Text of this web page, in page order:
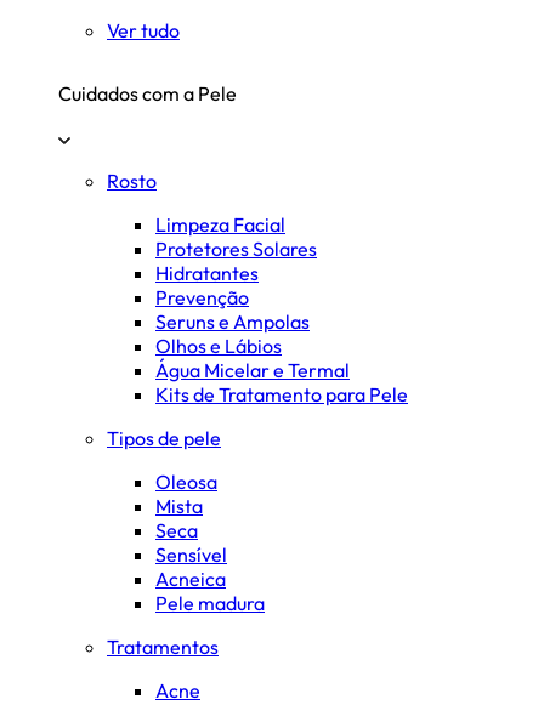
Ver tudo
Cuidados com a Pele
Rosto
Limpeza Facial
Protetores Solares
Hidratantes
Prevenção
Seruns e Ampolas
Olhos e Lábios
Água Micelar e Termal
Kits de Tratamento para Pele
Tipos de pele
Oleosa
Mista
Seca
Sensível
Acneica
Pele madura
Tratamentos
Acne